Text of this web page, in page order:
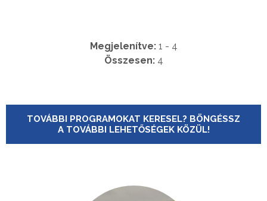
Megjelenítve: 1 - 4
Összesen: 4
TOVÁBBI PROGRAMOKAT KERESEL? BÖNGÉSSZ
A TOVÁBBI LEHETŐSÉGEK KÖZÜL!